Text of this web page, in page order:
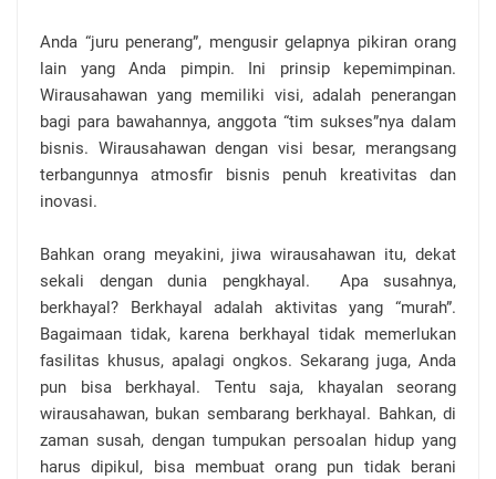
Anda “juru penerang”, mengusir gelapnya pikiran orang
lain yang Anda pimpin. Ini prinsip kepemimpinan.
Wirausahawan yang memiliki visi, adalah penerangan
bagi para bawahannya, anggota “tim sukses”nya dalam
bisnis. Wirausahawan dengan visi besar, merangsang
terbangunnya atmosfir bisnis penuh kreativitas dan
inovasi.
Bahkan orang meyakini, jiwa wirausahawan itu, dekat
sekali dengan dunia pengkhayal.
Apa susahnya,
berkhayal? Berkhayal adalah aktivitas yang “murah”.
Bagaimaan tidak, karena berkhayal tidak memerlukan
fasilitas khusus, apalagi ongkos. Sekarang juga, Anda
pun bisa berkhayal. Tentu saja, khayalan seorang
wirausahawan, bukan sembarang berkhayal. Bahkan, di
zaman susah, dengan tumpukan persoalan hidup yang
harus dipikul, bisa membuat orang pun tidak berani